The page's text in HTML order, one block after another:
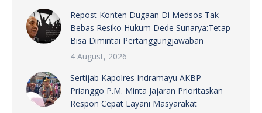
Repost Konten Dugaan Di Medsos Tak
Bebas Resiko Hukum Dede Sunarya:Tetap
Bisa Dimintai Pertanggungjawaban
4 August, 2026
Sertijab Kapolres Indramayu AKBP
Prianggo P.M. Minta Jajaran Prioritaskan
Respon Cepat Layani Masyarakat